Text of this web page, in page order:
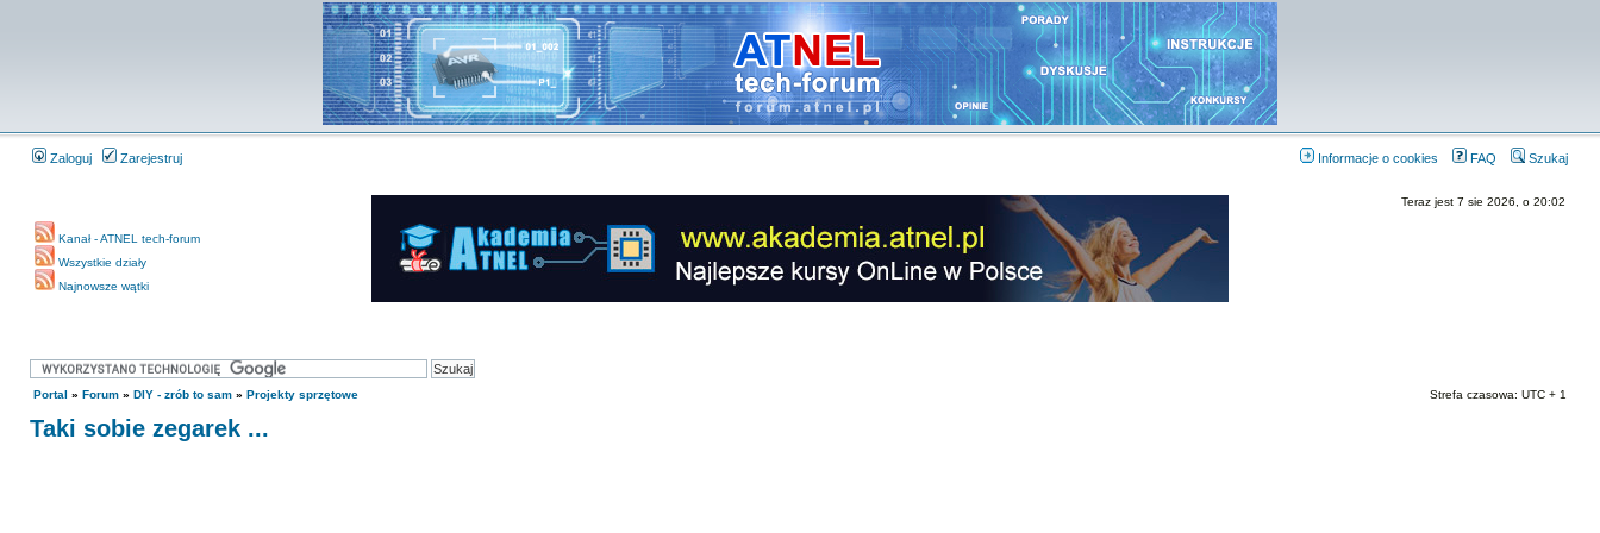
Zaloguj Zarejestruj Informacje o cookies FAQ Szukaj
Kanał - ATNEL tech-forum
Wszystkie działy
Najnowsze wątki
Teraz jest 7 sie 2026, o 20:02
Portal » Forum » DIY - zrób to sam » Projekty sprzętowe Strefa czasowa: UTC + 1
Taki sobie zegarek ...